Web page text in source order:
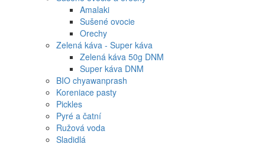
Amalaki
Sušené ovocie
Orechy
Zelená káva - Super káva
Zelená káva 50g DNM
Super káva DNM
BIO chyawanprash
Koreniace pasty
Pickles
Pyré a čatní
Ružová voda
Sladidlá